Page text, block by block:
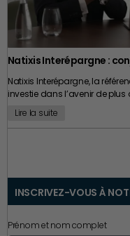
Natixis Interépargne :
Natixis Interépargne, la
investie dans l’avenir de plus
Lire la suite
INSCRIVEZ-VOUS À
Prénom et nom complet